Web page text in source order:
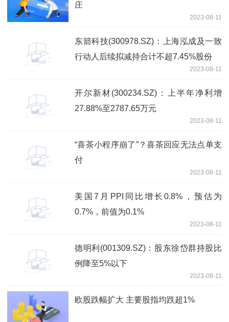
庄
2023-08-11
东箭科技(300978.SZ)：上海泓成及一致
行动人后续拟减持合计不超7.45%股份
2023-08-11
开尔新材(300234.SZ)：上半年净利增
27.88%至2787.65万元
2023-08-11
“喜茶小程序崩了”？喜茶回应无法点单支
付
2023-08-11
美国7月PPI同比增长0.8%，预估为
0.7%，前值为0.1%
2023-08-11
德明利(001309.SZ)：股东徐岱群持股比
例降至5%以下
2023-08-11
欧股跌幅扩大 主要股指均跌超1%